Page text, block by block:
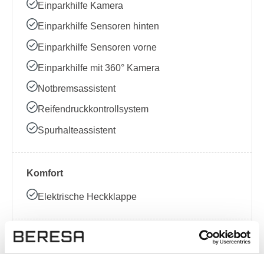
Einparkhilfe Kamera
Einparkhilfe Sensoren hinten
Einparkhilfe Sensoren vorne
Einparkhilfe mit 360° Kamera
Notbremsassistent
Reifendruckkontrollsystem
Spurhalteassistent
Komfort
Elektrische Heckklappe
Exposé herunterladen [pdf]